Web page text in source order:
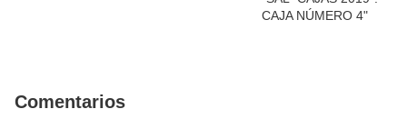
Comentarios